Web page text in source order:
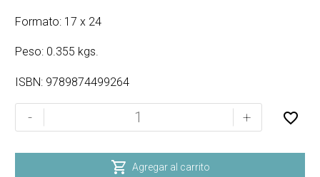
Formato: 17 x 24
Peso: 0.355 kgs.
ISBN: 9789874499264
-
Plantas
Aromáticas
+
 Agregar al carrito